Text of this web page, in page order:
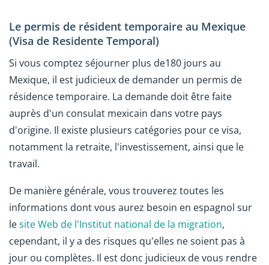
Le permis de résident temporaire au Mexique
(Visa de Residente Temporal)
Si vous comptez séjourner plus de180 jours au
Mexique, il est judicieux de demander un permis de
résidence temporaire. La demande doit être faite
auprès d'un consulat mexicain dans votre pays
d'origine. Il existe plusieurs catégories pour ce visa,
notamment la retraite, l'investissement, ainsi que le
travail.
De manière générale, vous trouverez toutes les
informations dont vous aurez besoin en espagnol sur
lesite Web de l'Institut national de la migration,
cependant, il y a des risques qu'elles ne soient pas à
jour ou complètes. Il est donc judicieux de vous rendre